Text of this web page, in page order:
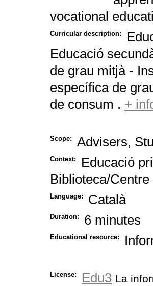
vocational
Curricular description:
Educació
de grau mitjà -
específica de
de consum . +
Scope: Advisers,
Context:
Educació
Biblioteca/
Language: Català
Duration: 6 minutes
Educational resource:
License: Edu3 La